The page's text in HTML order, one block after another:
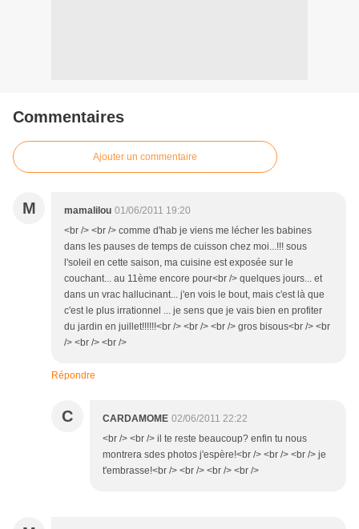
Commentaires
Ajouter un commentaire
M mamalilou 01/06/2011 19:20
<br /> <br /> comme d'hab je viens me lécher les babines
dans les pauses de temps de cuisson chez moi...!!! sous
l'soleil en cette saison, ma cuisine est exposée sur le
couchant... au 11ème encore pour<br /> quelques jours... et
dans un vrac hallucinant... j'en vois le bout, mais c'est là que
c'est le plus irrationnel ... je sens que je vais bien en profiter
du jardin en juillet!!!!!!<br /> <br /> <br /> gros bisous<br /> <br
/> <br /> <br />
Répondre
C CARDAMOME 02/06/2011 22:22
<br /> <br /> il te reste beaucoup? enfin tu nous
montrera sdes photos j'espère!<br /> <br /> <br /> je
t'embrasse!<br /> <br /> <br /> <br />